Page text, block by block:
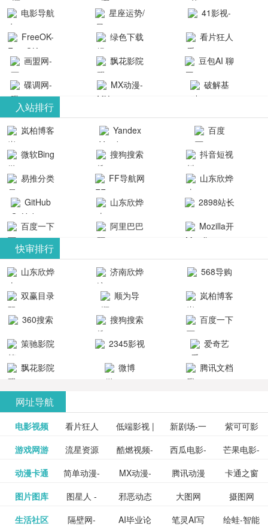
航-办公运营
院-哪吒影院
提供最新、
最全的高清
电影、电视
剧、动漫和
综艺节目免
费观看。平
台内容丰
富，更新快
速，支持在
线观看，满
足各类影迷
需求，提供
无广告、高
清流畅的观
影体验。
画-官网
动漫综合
电影导航
- 免费看电影
就来这！ | 快
导航网-免费
看电影就来
这！收录大
量免费看电
影网站！
星座运势/
最星座/美国
神婆星座网
41影视-
聚合最近好
看的电视剧
最新电影网
站-41影视为
成全短剧电
视剧、电视
剧大全、好
看的电视
剧、最新的
电影在线观
看，神马影
最新好看的
剧片、爱情
片、搞笑片
等全新电
影，是影
FreeOK-
FreeOK影视
官网-最新影
视资源|追剧
也很卷
绿色下载
吧
看片狂人
- 高清视频资
源免费在线
观看
画盟网-
画师联盟官
网
_huashilm.com_
动漫综合
飘花影院
网
豆包AI 聊
天智能对话
网页版入口
碟调网-
碟调网为您
提供最新电
视剧和2025
年最新电影
的在线观
看，快来碟
调电影网在
线观看最新
热门影视作
MX动漫-
漫免费在线
观看
破解基
整合当前互
联网最新最
全最优质的
软件免费下
载、资源免
费共享、技
术教程学习
台！整合破
合破解游
戏、整合安
卓破解软件
分享与下
载！旨在打
件共享站、
资源
入站排行
岚柏博客
Yandex
搜索
百度
微软Bing
搜狗搜索
引擎
抖音短视
频
易推分类
目录网
FF导航网
山东欣烨
化工有限公
GitHub
山东欣烨
生物科技有
2898站长
资源平台
百度一下
阿里巴巴
Mozilla开
快审排行
山东欣烨
生物科技有
济南欣烨
科技有限公
568导购
网
双赢目录
顺为导
航-办公运营
岚柏博客
360搜索
搜狗搜索
百度一下
策驰影院
2345影视
大全
爱奇艺
VIP会员
飘花影院
微博 腾讯文档
网址导航
电影视频 看片狂人 低端影视 |
免费高清
在线电影
新剧场-一
个网盘资
源分享小
紫可可影
视-紫可可,
免费提供
泡剧网_最
新电视剧
免费在线
更多>>
游戏网游 流星资源
网-流星蝴
蝶剑官网
酷燃视频-
致力于打
造中国领
西瓜电影-
西瓜视频
网站电影
芒果电影-
芒果TV网
站电影频
豆瓣电影-
豆瓣电影
更多>>
动漫卡通 简单动漫-
日本动画
MX动漫-
最新最全
腾讯动漫
频道
卡通之窗
三毛漫画
网
更多>>
图片图库 图星人 -
设计图片
邪恶动态
图片大全
大图网
摄图网
图行天下
更多>>
生活社区 隔壁网- AI毕业论 笔灵AI写 绘蛙-智能